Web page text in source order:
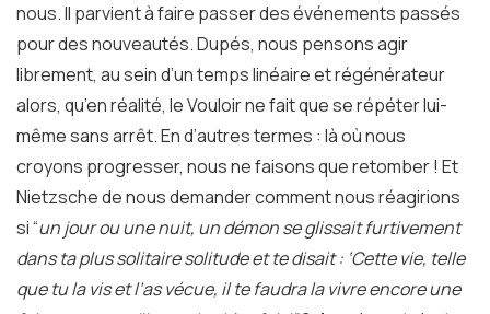
nous. Il parvient à faire passer des événements passés
pour des nouveautés. Dupés, nous pensons agir
librement, au sein d’un temps linéaire et régénérateur
alors, qu’en réalité, le Vouloir ne fait que se répéter lui-
même sans arrêt. En d’autres termes : là où nous
croyons progresser, nous ne faisons que retomber ! Et
Nietzsche de nous demander comment nous réagirions
si “un jour ou une nuit, un démon se glissait furtivement
dans ta plus solitaire solitude et te disait : ‘Cette vie, telle
que tu la vis et l’as vécue, il te faudra la vivre encore une